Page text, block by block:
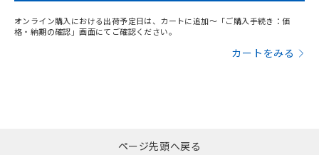
オンライン購入における出荷予定日は、カートに追加～「ご購入手続き：価
格・納期の確認」画面にてご確認ください。
カートをみる
ページ先頭へ戻る